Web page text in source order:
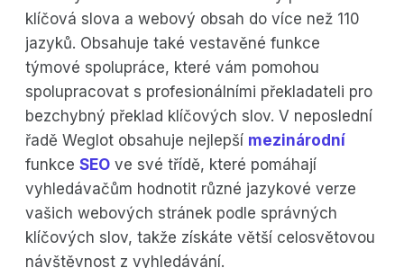
klíčová slova a webový obsah do více než 110
jazyků. Obsahuje také vestavěné funkce
týmové spolupráce, které vám pomohou
spolupracovat s profesionálními překladateli pro
bezchybný překlad klíčových slov. V neposlední
řadě Weglot obsahuje nejlepší mezinárodní
funkce SEO ve své třídě, které pomáhají
vyhledávačům hodnotit různé jazykové verze
vašich webových stránek podle správných
klíčových slov, takže získáte větší celosvětovou
návštěvnost z vyhledávání.